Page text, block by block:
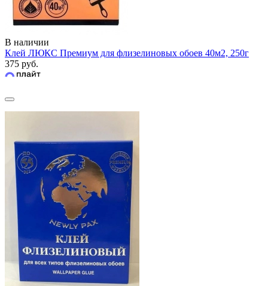
В наличии
Клей ЛЮКС Премиум для флизелиновых обоев 40м2, 250г
375 руб.